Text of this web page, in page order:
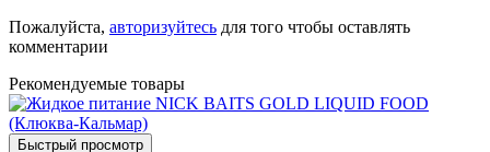
Пожалуйста, авторизуйтесь для того чтобы оставлять
комментарии
Рекомендуемые товары
Быстрый просмотр